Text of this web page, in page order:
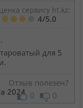
сервису ht.kz:
4/5.0
для 5
2024
Отзыв полезен?
0
0